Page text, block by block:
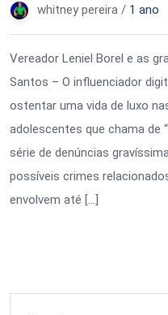
whitney pereira / 1 ano
Vereador Leniel Borel e as
Santos – O influenciador
ostentar uma vida de luxo
adolescentes que chama de
série de denúncias
possíveis crimes
envolvem até […]